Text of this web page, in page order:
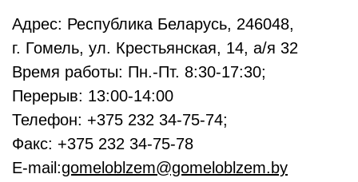
Адрес: Республика Беларусь, 246048,
г. Гомель, ул. Крестьянская, 14, а/я 32
Время работы: Пн.-Пт. 8:30-17:30;
Перерыв: 13:00-14:00
Телефон: +375 232 34-75-74;
Факс: +375 232 34-75-78
E-mail:gomeloblzem@gomeloblzem.by